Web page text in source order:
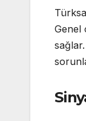
Genel